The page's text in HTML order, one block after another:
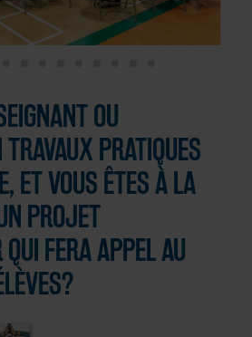
OU
PRATIQUES
ET VOUS ÊTES À LA
PROJET
FERA APPEL AU